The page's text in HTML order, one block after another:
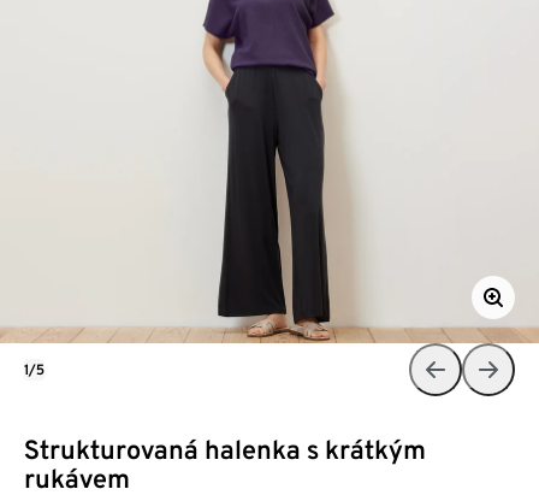
Strukturovaná halenka s krátkým
rukávem
1/5